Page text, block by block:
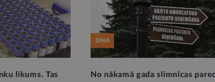
likums. Tas
ZIŅA
No nākamā gada slimnīcas